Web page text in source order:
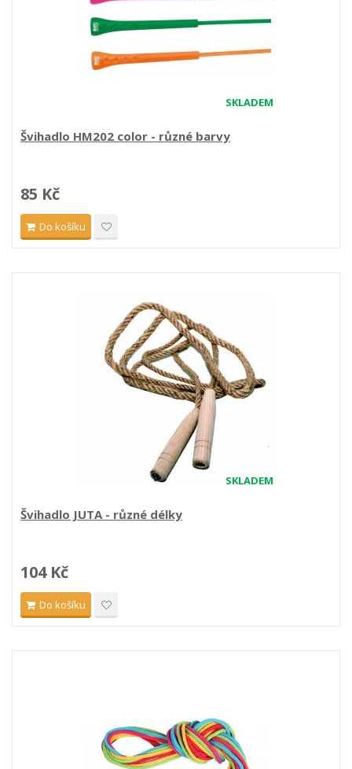
SKLADEM
Švihadlo HM202 color - různé barvy
85 Kč
Do košíku
SKLADEM
Švihadlo JUTA - různé délky
104 Kč
Do košíku